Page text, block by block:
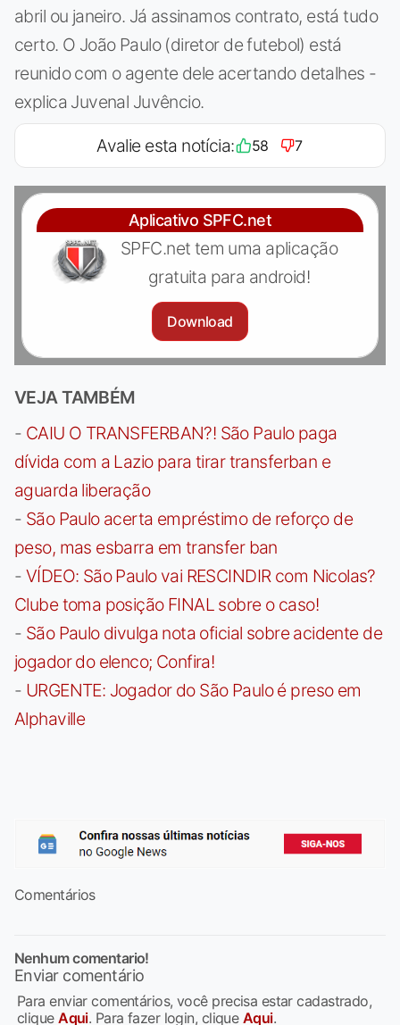
abril ou janeiro. Já assinamos contrato, está tudo
certo. O João Paulo (diretor de futebol) está
reunido com o agente dele acertando detalhes -
explica Juvenal Juvêncio.
Avalie esta notícia: 58 7
Aplicativo SPFC.net
SPFC.net tem uma aplicação
gratuita para android!
Download
VEJA TAMBÉM
- CAIU O TRANSFERBAN?! São Paulo paga
dívida com a Lazio para tirar transferban e
aguarda liberação
- São Paulo acerta empréstimo de reforço de
peso, mas esbarra em transfer ban
- VÍDEO: São Paulo vai RESCINDIR com Nicolas?
Clube toma posição FINAL sobre o caso!
- São Paulo divulga nota oficial sobre acidente de
jogador do elenco; Confira!
- URGENTE: Jogador do São Paulo é preso em
Alphaville
Comentários
Nenhum comentario!
Enviar comentário
Para enviar comentários, você precisa estar cadastrado,
cliqueAqui. Para fazer login, clique Aqui.